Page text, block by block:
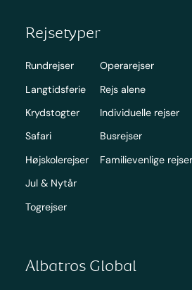
Rejsetyper
Rundrejser
Langtidsferie
Krydstogter
Safari
Højskolerejser
Jul & Nytår
Togrejser
Operarejser
Rejs alene
Individuelle rejser
Busrejser
Familievenlige rejser
Albatros Global